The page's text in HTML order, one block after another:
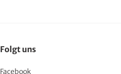
Folgt uns
Facebook